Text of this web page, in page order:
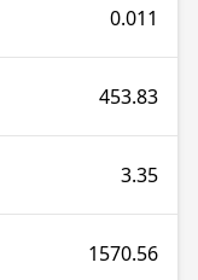
0.011
453.83
3.35
1570.56